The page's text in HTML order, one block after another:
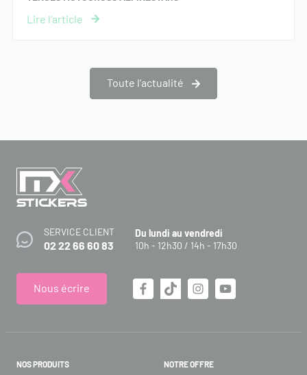
Toute l’actualité
SERVICE CLIENT
02 22 66 60 83
Du lundi au vendredi
10h - 12h30 / 14h - 17h30
Nous écrire
NOS PRODUITS NOTRE OFFRE